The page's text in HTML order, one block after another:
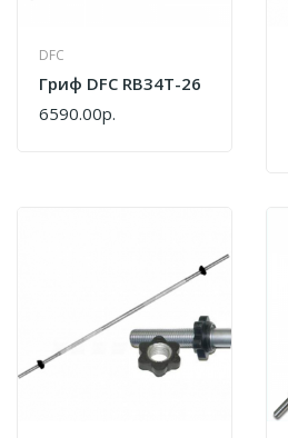
DFC
Гриф DFC RB34T-26
6590.00р.